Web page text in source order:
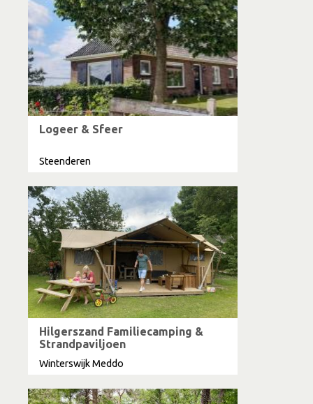
Logeer & Sfeer
Steenderen
Hilgerszand Familiecamping &
Strandpaviljoen
Winterswijk Meddo